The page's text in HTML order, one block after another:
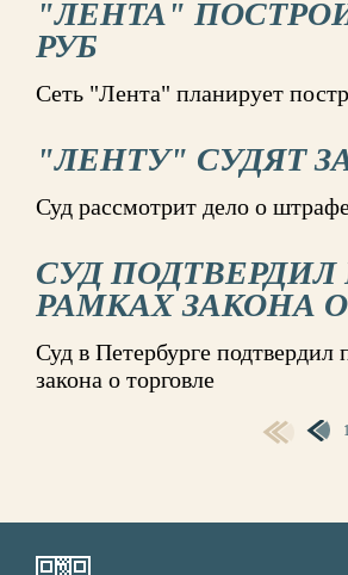
"ЛЕНТА"
РУБ
Сеть "Лента" планирует
"ЛЕНТУ" СУДЯТ
Суд рассмотрит дело о
СУД
РАМКАХ ЗАКОНА
Суд в Петербурге подтвердил
закона о торговле
1